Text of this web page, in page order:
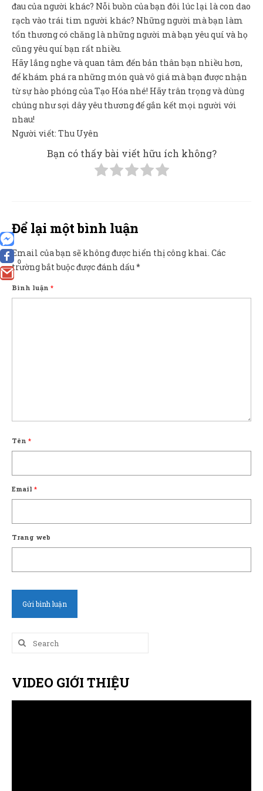
0
đau của người khác? Nỗi buồn của bạn đôi lúc lại là con dao
rạch vào trái tim người khác? Những người mà bạn làm
tổn thương có chăng là những người mà bạn yêu quí và họ
cũng yêu quí bạn rất nhiều.
Hãy lắng nghe và quan tâm đến bản thân bạn nhiều hơn,
để khám phá ra những món quà vô giá mà bạn được nhận
từ sự hào phóng của Tạo Hóa nhé! Hãy trân trọng và dùng
chúng như sợi dây yêu thương để gắn kết mọi người với
nhau!
Người viết: Thu Uyên
Bạn có thấy bài viết hữu ích không?
Để lại một bình luận
Email của bạn sẽ không được hiển thị công khai. Các
trường bắt buộc được đánh dấu*
Bình luận *
Tên *
Email *
Trang web
Search
for:
VIDEO GIỚI THIỆU